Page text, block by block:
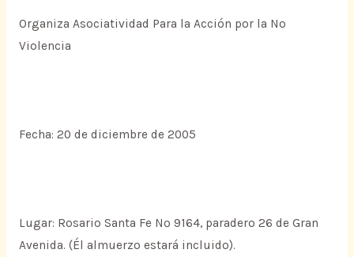
Organiza Asociatividad Para la Acción por la No
Violencia
Fecha: 20 de diciembre de 2005
Lugar: Rosario Santa Fe Nº 9164, paradero 26 de Gran
Avenida. (Él almuerzo estará incluido).